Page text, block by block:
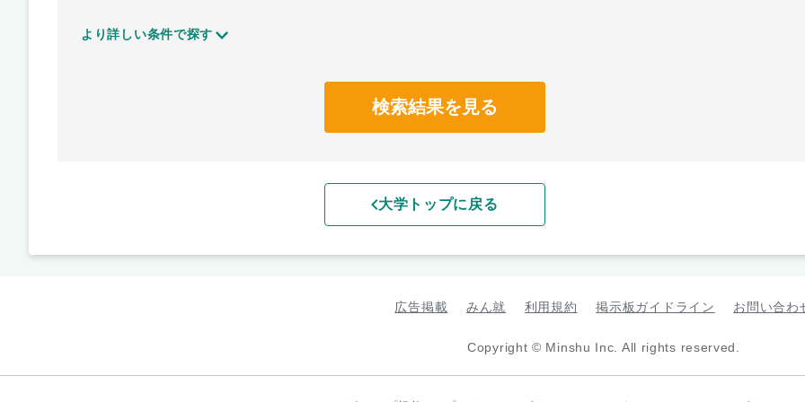
より詳しい条件で探す
検索結果を見る
大学トップに戻る
広告掲載 みん就 利用規約 掲示板ガイドライン お問い合わ
Copyright © Minshu Inc. All rights reserved.